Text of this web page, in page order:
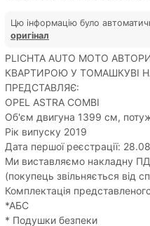
Цю інформацію було
оригінал
PLICHTA AUTO MOTO
КВАРТИРОЮ У ТОМАШКУВІ НА
ПРЕДСТАВЛЯЄ:
OPEL ASTRA COMBI
Об'єм двигуна 1399 см,
Рік випуску 2019
Дата першої реєстрації:
Ми виставляємо накладну
(покупець звільняється від
Комплектація
*АБС
* Подушки безпеки